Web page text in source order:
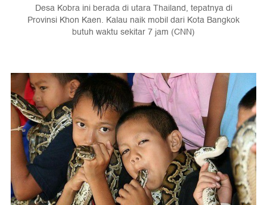
Desa Kobra ini berada di utara Thailand, tepatnya di
Provinsi Khon Kaen. Kalau naik mobil dari Kota Bangkok
butuh waktu sekitar 7 jam (CNN)